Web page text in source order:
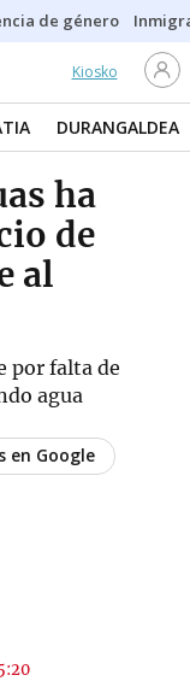
de género
Kiosko
DURANGALDEA
ha
de
al
por falta de
agua
en Google